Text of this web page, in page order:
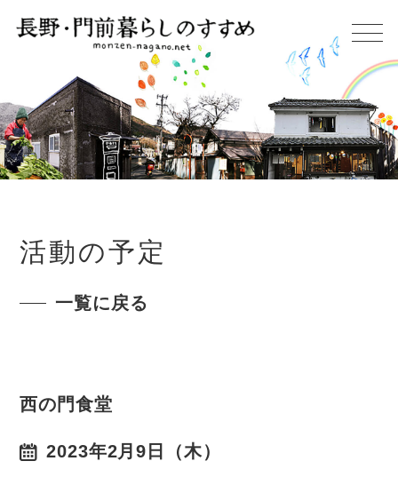
活動の予定
一覧に戻る
西の門食堂
2023年2月9日（木）